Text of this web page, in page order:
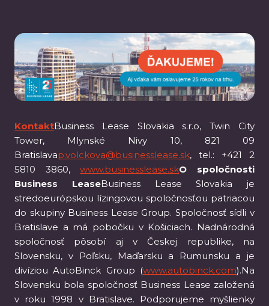
KontaktBusiness Lease Slovakia s.r.o, Twin City
Tower, Mlynské Nivy 10, 821 09
Bratislavap.volckova@businesslease.sk, tel.: +421 2
5810 3860,www.businesslease.skO spoločnosti
Business LeaseBusiness Lease Slovakia je
stredoeurópskou lízingovou spoločnosťou patriacou
do skupiny Business Lease Group. Spoločnosť sídli v
Bratislave a má pobočku v Košiciach. Nadnárodná
spoločnosť pôsobí aj v Českej republike, na
Slovensku, v Poľsku, Maďarsku a Rumunsku a je
divíziou AutoBinck Group (www.autobinck.com).Na
Slovensku bola spoločnosť Business Lease založená
v roku 1998 v Bratislave. Podporujeme myšlienky